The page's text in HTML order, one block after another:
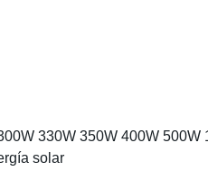
330W 350W 400W
solar